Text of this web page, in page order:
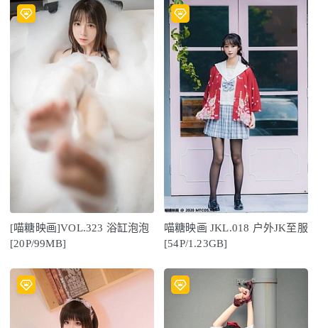
[喵糖映画]VOL.323 浴缸泡泡
[20P/99MB]
喵糖映画 JKL.018 户外JK至服
[54P/1.23GB]